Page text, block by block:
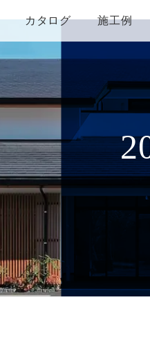
カタログ 施工例